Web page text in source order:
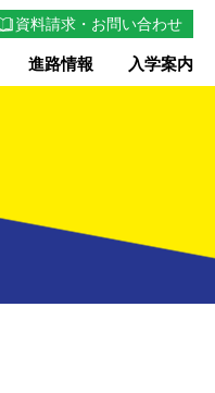
進路情報 入学案内
資料請求・お問い合わせ